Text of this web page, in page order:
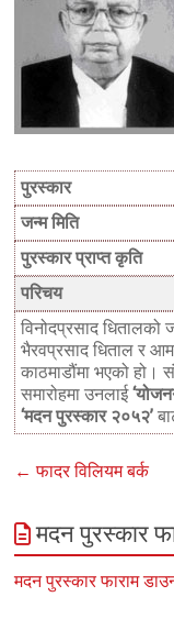
पुरस्कार
जन्म मिति
पुरस्कार प्राप्त कृति
परिचय
विनोदप्रसाद
भैरवप्रसाद धिताल र
काठमाडौंमा भएको
समारोहमा उनलाई
‘मदन पुरस्कार २०५२’
← फादर विलियम बर्क
मदन पुरस्कार
मदन पुरस्कार फाराम